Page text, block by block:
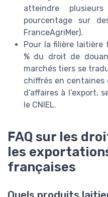
atteindre
pourcentage sur
FranceAgriMer).
Pour la filière laitière
% du droit de
marchés tiers se
chiffrés en centaines
d’affaires à l’export,
le CNIEL.
FAQ sur les
les
françaises